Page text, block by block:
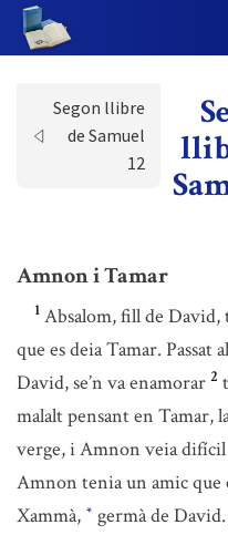
Segon llibre
de Samuel
12
Amnon i Tamar
1 Absalom, fill de David,
que es deia Tamar.
David, se’n va enamorar 2
malalt pensant en Tamar,
verge, i Amnon veia difícil
Amnon tenia un amic que
Xammà, * germà de